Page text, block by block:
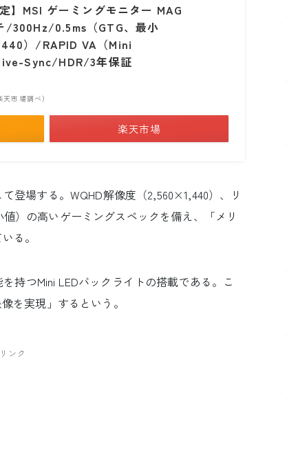
】MSI ゲーミングモニター MAG
/300Hz/0.5ms（GTG、最小
）/RAPID VA（Mini
Sync/HDR/3年保証
市場調べ）
楽天市場
登場する。WQHD解像度（2,560×1,440）、リ
）の高いゲーミングスペックを備え、「メリ
る。
持つMini LEDバックライトの搭載である。こ
を実現」するという。
ンク